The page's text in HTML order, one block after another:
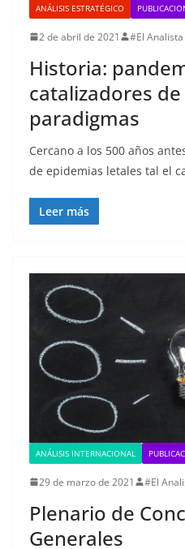
ANÁLISIS ESTRATÉGICO
2 de abril de 2021 #El Analista
Historia:
catalizadores
paradigmas
Cercano a los 500 años
de epidemias letales tal el
Leer más
ANÁLISIS INTERNACIONAL
29 de marzo de 2021 #El
Plenario de
Generales